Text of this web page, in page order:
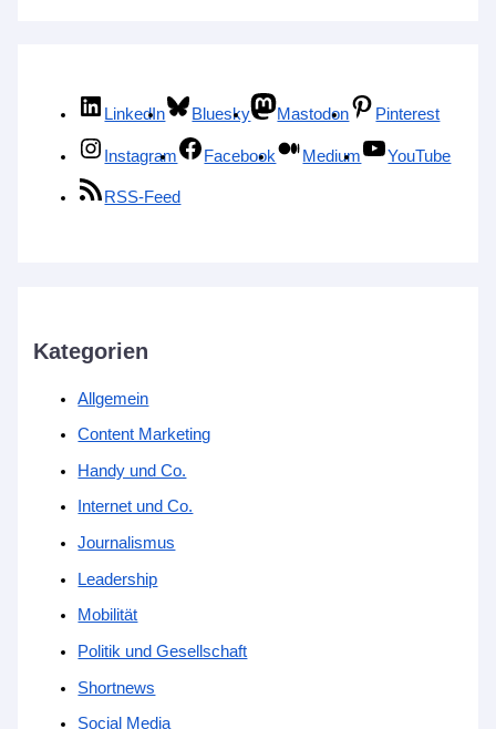
LinkedIn Bluesky Mastodon Pinterest
Instagram Facebook Medium YouTube
RSS-Feed
Kategorien
Allgemein
Content Marketing
Handy und Co.
Internet und Co.
Journalismus
Leadership
Mobilität
Politik und Gesellschaft
Shortnews
Social Media